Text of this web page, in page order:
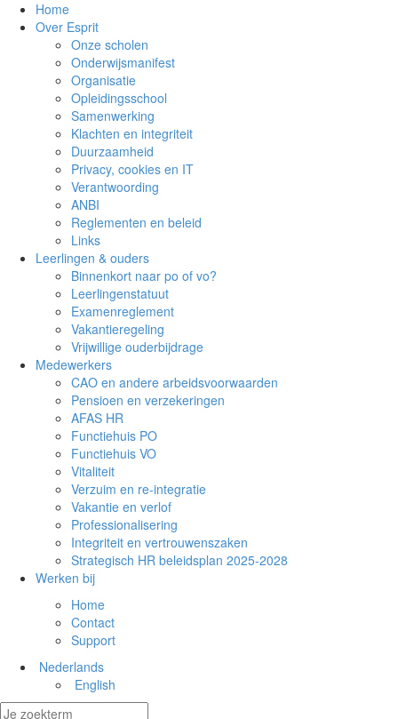
Home
Over Esprit
Onze scholen
Onderwijsmanifest
Organisatie
Opleidingsschool
Samenwerking
Klachten en integriteit
Duurzaamheid
Privacy, cookies en IT
Verantwoording
ANBI
Reglementen en beleid
Links
Leerlingen & ouders
Binnenkort naar po of vo?
Leerlingenstatuut
Examenreglement
Vakantieregeling
Vrijwillige ouderbijdrage
Medewerkers
CAO en andere arbeidsvoorwaarden
Pensioen en verzekeringen
AFAS HR
Functiehuis PO
Functiehuis VO
Vitaliteit
Verzuim en re-integratie
Vakantie en verlof
Professionalisering
Integriteit en vertrouwenszaken
Strategisch HR beleidsplan 2025-2028
Werken bij
Home
Contact
Support
Nederlands
English